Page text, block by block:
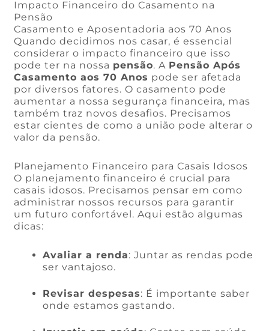
Impacto Financeiro do Casamento na
Pensão
Casamento e Aposentadoria aos 70 Anos
Quando decidimos nos casar, é essencial
considerar o impacto financeiro que isso
pode ter na nossa pensão. A Pensão Após
Casamento aos 70 Anos pode ser afetada
por diversos fatores. O casamento pode
aumentar a nossa segurança financeira, mas
também traz novos desafios. Precisamos
estar cientes de como a união pode alterar o
valor da pensão.
Planejamento Financeiro para Casais Idosos
O planejamento financeiro é crucial para
casais idosos. Precisamos pensar em como
administrar nossos recursos para garantir
um futuro confortável. Aqui estão algumas
dicas:
Avaliar a renda: Juntar as rendas pode
ser vantajoso.
Revisar despesas: É importante saber
onde estamos gastando.